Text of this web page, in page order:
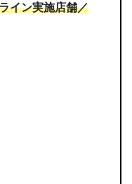
イン実施店舗／